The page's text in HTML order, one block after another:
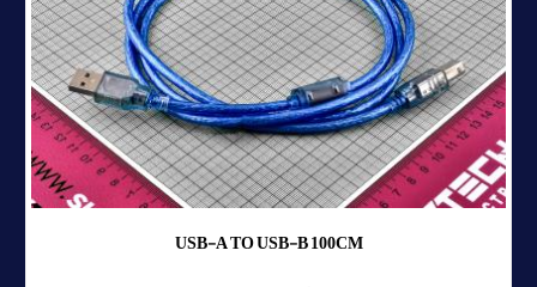
USB-A TO USB-B 100CM